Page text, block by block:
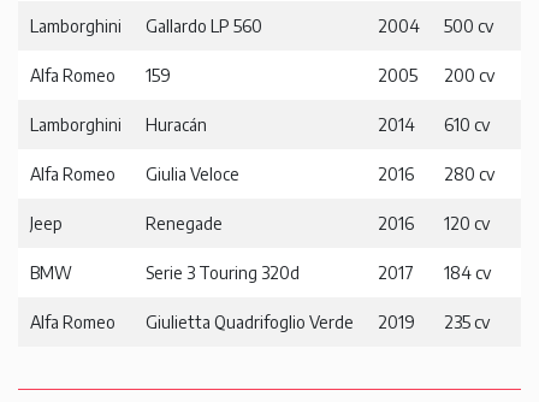
Lamborghini Gallardo LP 560 2004 500 cv
Alfa Romeo 159 2005 200 cv
Lamborghini Huracán 2014 610 cv
Alfa Romeo Giulia Veloce 2016 280 cv
Jeep Renegade 2016 120 cv
BMW Serie 3 Touring 320d 2017 184 cv
Alfa Romeo Giulietta Quadrifoglio Verde 2019 235 cv